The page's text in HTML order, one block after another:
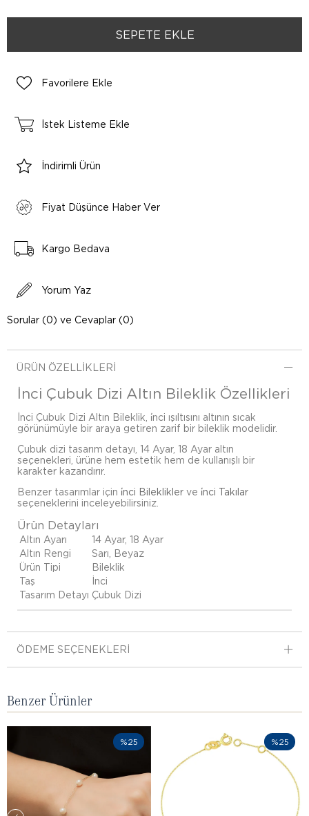
Favorilere Ekle
İstek Listeme Ekle
İndirimli Ürün
Fiyat Düşünce Haber Ver
Kargo Bedava
Yorum Yaz
Sorular (0) ve Cevaplar (0)
ÜRÜN ÖZELLIKLERI
İnci Çubuk Dizi Altın Bileklik Özellikleri
İnci Çubuk Dizi Altın Bileklik, i̇nci ışıltısını altının sıcak
görünümüyle bir araya getiren zarif bir bileklik modelidir.
Çubuk dizi tasarım detayı, 14 Ayar, 18 Ayar altın
seçenekleri, ürüne hem estetik hem de kullanışlı bir
karakter kazandırır.
Benzer tasarımlar için i̇nci Bileklikler ve i̇nci Takılar
seçeneklerini inceleyebilirsiniz.
Ürün Detayları
Altın Ayarı
14 Ayar, 18 Ayar
Altın Rengi
Sarı, Beyaz
Ürün Tipi
Bileklik
Taş
İnci
Tasarım Detayı Çubuk Dizi
ÖDEME SEÇENEKLERI
Benzer Ürünler
%25 %25